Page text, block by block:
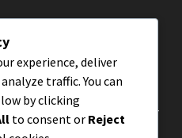
de olympiska reglerna för
experience, deliver
traffic. You can
by clicking
to consent or Reject